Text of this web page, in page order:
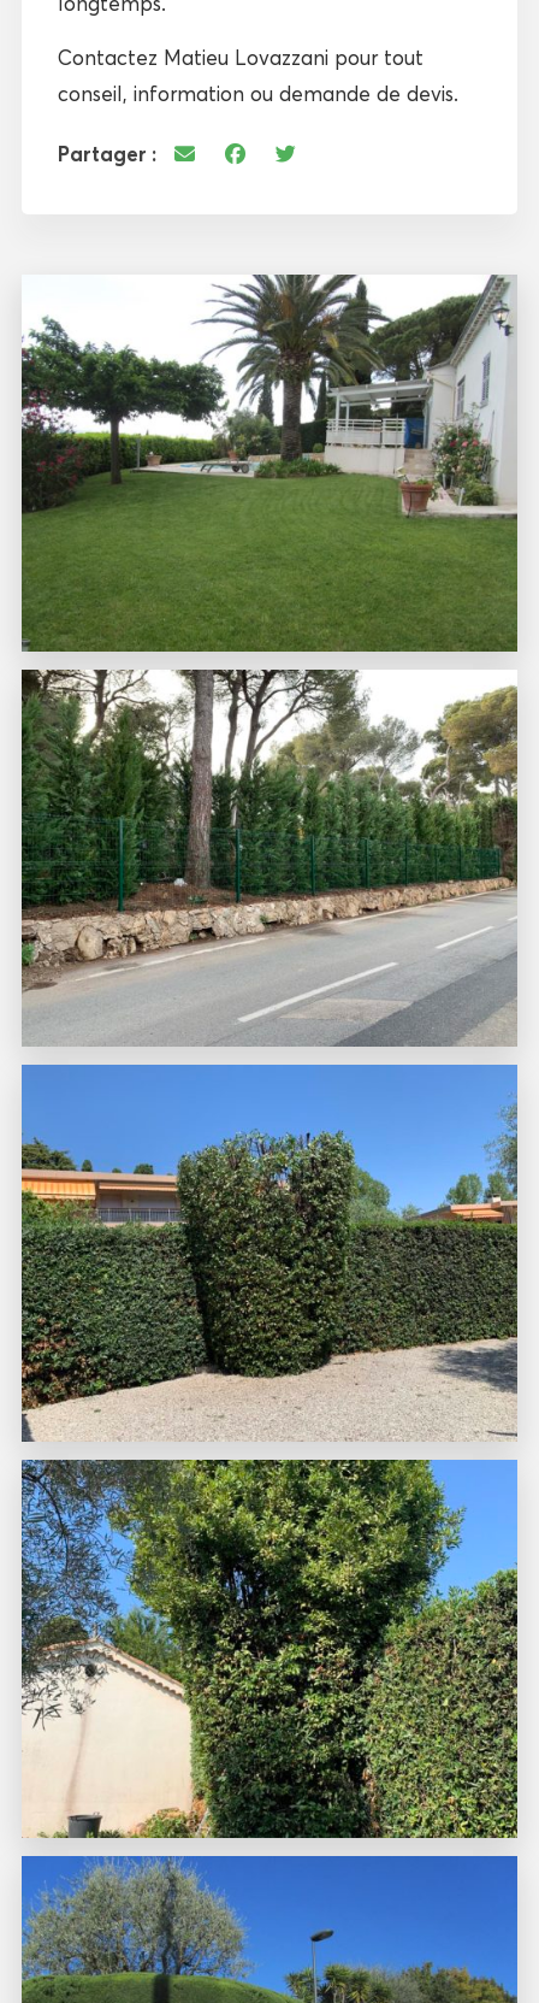
Contactez Matieu Lovazzani pour tout
conseil, information ou demande de devis.
Partager :